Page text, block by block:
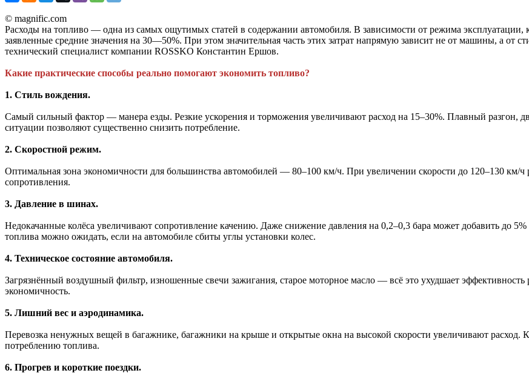
© magnific.com
Расходы на топливо — одна из самых ощутимых статей в содержании автомобиля. В зависимости от режима
заявленные средние значения на 30—50%. При этом значительная часть этих затрат напрямую зависит не от машины, а от
технический специалист компании ROSSKO Константин Ершов.
Какие практические способы реально помогают экономить топливо?
1. Стиль вождения.
Самый сильный фактор — манера езды. Резкие ускорения и торможения увеличивают расход на 15–30%. Плавный разгон,
ситуации позволяют существенно снизить потребление.
2. Скоростной режим.
Оптимальная зона экономичности для большинства автомобилей — 80–100 км/ч. При увеличении скорости до 120–130 км/ч
сопротивления.
3. Давление в шинах.
Недокачанные колёса увеличивают сопротивление качению. Даже снижение давления на 0,2–0,3 бара может добавить до
топлива можно ожидать, если на автомобиле сбиты углы установки колес.
4. Техническое состояние автомобиля.
Загрязнённый воздушный фильтр, изношенные свечи зажигания, старое моторное масло — всё это ухудшает
экономичность.
5. Лишний вес и аэродинамика.
Перевозка ненужных вещей в багажнике, багажники на крыше и открытые окна на высокой скорости увеличивают
потреблению топлива.
6. Прогрев и короткие поездки.